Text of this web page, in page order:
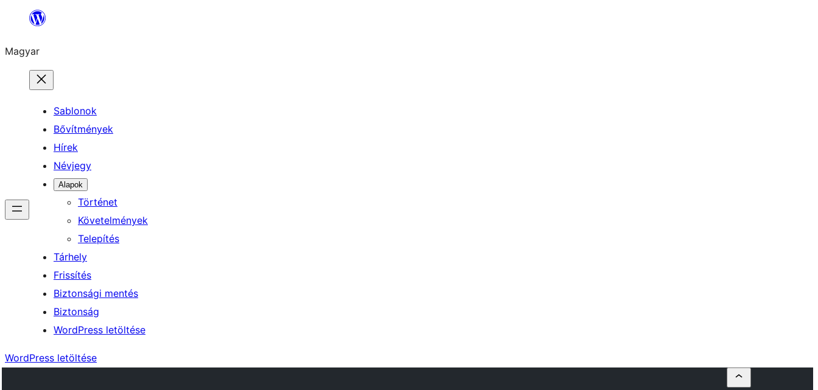
Ugrás
tartalomhoz
Magyar
Sablonok
Bővítmények
Hírek
Névjegy
Alapok
Történet
Követelmények
Telepítés
Tárhely
Frissítés
Biztonsági mentés
Biztonság
WordPress letöltése
WordPress letöltése